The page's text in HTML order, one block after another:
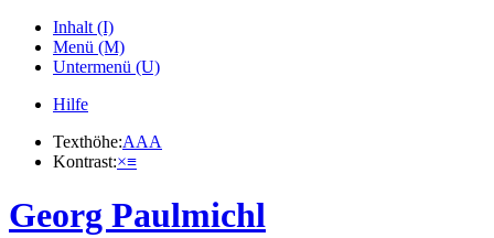
Inhalt (I)
Menü (M)
Untermenü (U)
Hilfe
Texthöhe:AAA
Kontrast:×≡
Georg Paulmichl